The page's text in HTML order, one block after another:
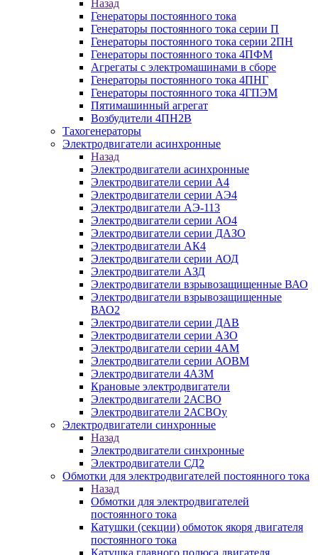
Назад
Генераторы постоянного тока
Генераторы постоянного тока серии П
Генераторы постоянного тока серии 2ПН
Генераторы постоянного тока 4ПФМ
Агрегаты с электромашинами в сборе
Генераторы постоянного тока 4ПНГ
Генераторы постоянного тока 4ГПЭМ
Пятимашинный агрегат
Возбудители 4ПН2В
Тахогенераторы
Электродвигатели асинхронные
Назад
Электродвигатели асинхронные
Электродвигатели серии А4
Электродвигатели серии АЭ4
Электродвигатели АЭ-113
Электродвигатели серии АО4
Электродвигатели серии ДАЗО
Электродвигатели АК4
Электродвигатели серии АОД
Электродвигатели АЗД
Электродвигатели взрывозащищенные ВАО
Электродвигатели взрывозащищенные
ВАО2
Электродвигатели серии ДАВ
Электродвигатели серии АЗО
Электродвигатели серии 4АМ
Электродвигатели серии АОВМ
Электродвигатели 4АЗМ
Крановые электродвигатели
Электродвигатели 2АСВО
Электродвигатели 2АСВОу
Электродвигатели синхронные
Назад
Электродвигатели синхронные
Электродвигатели СД2
Обмотки для электродвигателей постоянного тока
Назад
Обмотки для электродвигателей
постоянного тока
Катушки (секции) обмоток якоря двигателя
постоянного тока
Катушка главного полюса двигателя